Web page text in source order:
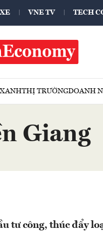
XE VNE TV TECH
THỊ TRƯỜNGDOANH
Giang
tư công, thúc đẩy